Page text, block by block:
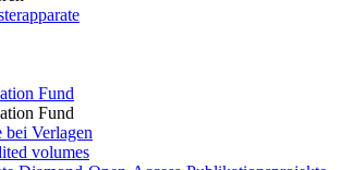
Fund
Fund
bei Verlagen
volumes